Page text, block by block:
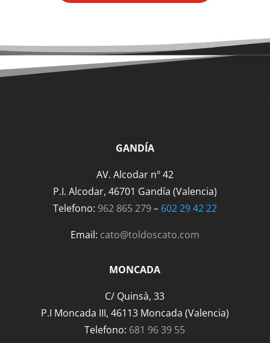
GANDÍA
AV. Alcodar nº 42
P.I. Alcodar, 46701 Gandía (Valencia)
Telefono: 962 865 279– ‪602 29 42 22‬
Email: cato@toldoscato.com
MONCADA
C/ Quinsà, 33
P.I Moncada III, 46113 Moncada (Valencia)
Telefono: 681 96 39 55